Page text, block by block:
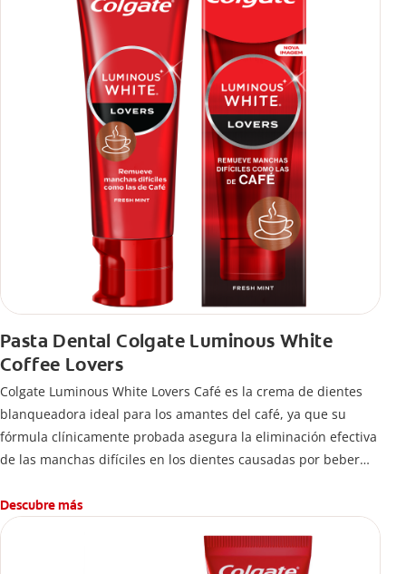
Pasta Dental Colgate Luminous White
Coffee Lovers
Colgate Luminous White Lovers Café es la crema de dientes
blanqueadora ideal para los amantes del café, ya que su
fórmula clínicamente probada asegura la eliminación efectiva
de las manchas difíciles en los dientes causadas por beber
Descubre más